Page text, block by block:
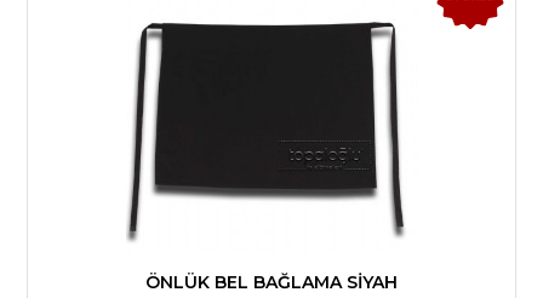
ÖNLÜK BEL BAĞLAMA SİYAH